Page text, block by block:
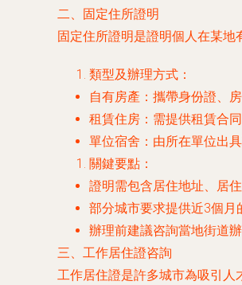
二、固定住所證明
固定住所證明是證明個人在某地
類型及辦理方式：
自有房產：攜帶身份證、
租賃住房：需提供租賃合
單位宿舍：由所在單位出
關鍵要點：
證明需包含居住地址、居
部分城市要求提供近3個月
辦理前建議咨詢當地街道
三、工作居住證咨詢
工作居住證是許多城市為吸引